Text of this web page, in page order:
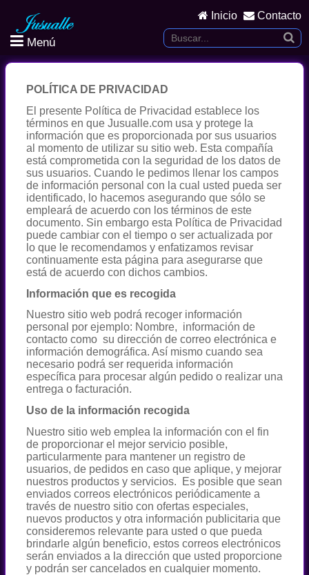
Menú
Inicio Contacto
POLÍTICA DE PRIVACIDAD
El presente Política de Privacidad establece los
términos en que Jusualle.com usa y protege la
información que es proporcionada por sus usuarios
al momento de utilizar su sitio web. Esta compañía
está comprometida con la seguridad de los datos de
sus usuarios. Cuando le pedimos llenar los campos
de información personal con la cual usted pueda ser
identificado, lo hacemos asegurando que sólo se
empleará de acuerdo con los términos de este
documento. Sin embargo esta Política de Privacidad
puede cambiar con el tiempo o ser actualizada por
lo que le recomendamos y enfatizamos revisar
continuamente esta página para asegurarse que
está de acuerdo con dichos cambios.
Información que es recogida
Nuestro sitio web podrá recoger información
personal por ejemplo: Nombre, información de
contacto como su dirección de correo electrónica e
información demográfica. Así mismo cuando sea
necesario podrá ser requerida información
específica para procesar algún pedido o realizar una
entrega o facturación.
Uso de la información recogida
Nuestro sitio web emplea la información con el fin
de proporcionar el mejor servicio posible,
particularmente para mantener un registro de
usuarios, de pedidos en caso que aplique, y mejorar
nuestros productos y servicios. Es posible que sean
enviados correos electrónicos periódicamente a
través de nuestro sitio con ofertas especiales,
nuevos productos y otra información publicitaria que
consideremos relevante para usted o que pueda
brindarle algún beneficio, estos correos electrónicos
serán enviados a la dirección que usted proporcione
y podrán ser cancelados en cualquier momento.